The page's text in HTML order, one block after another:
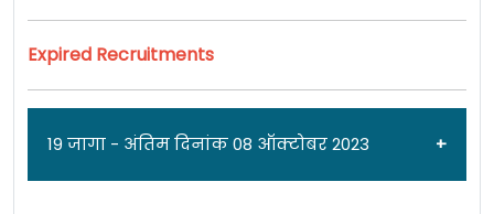
Expired Recruitments
19 जागा - अंतिम दिनांक 08 ऑक्टोबर 2023